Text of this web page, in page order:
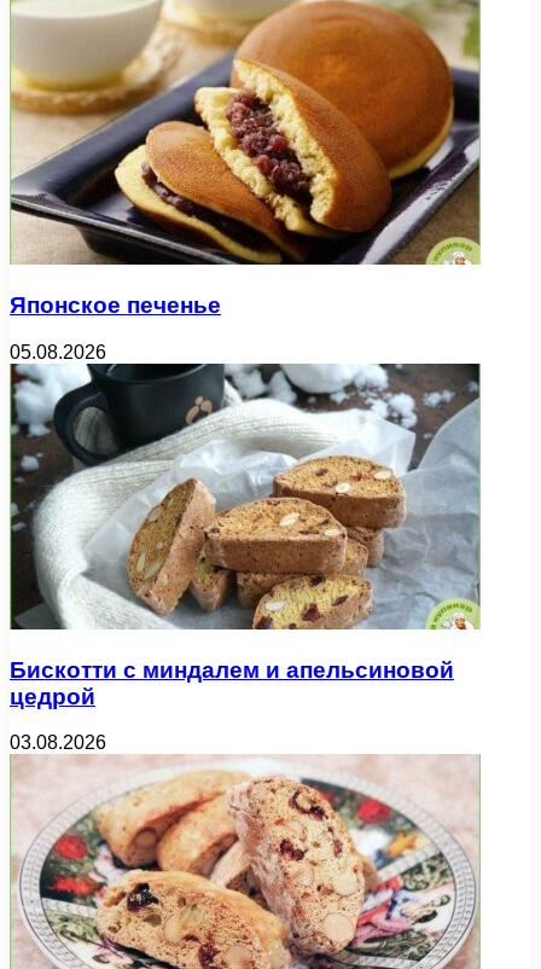
Японское печенье
05.08.2026
Бискотти с миндалем и апельсиновой
цедрой
03.08.2026